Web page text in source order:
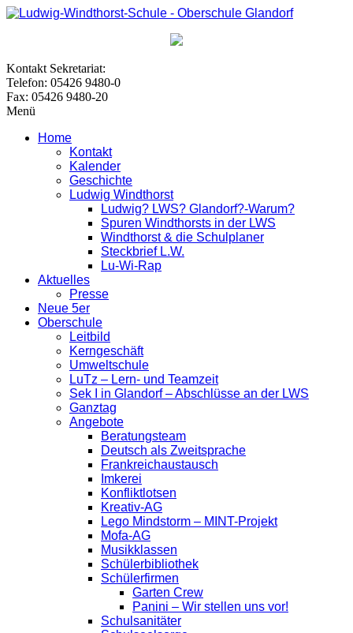
Kontakt Sekretariat:
Telefon: 05426 9480-0
Fax: 05426 9480-20
Menü
Home
Kontakt
Kalender
Geschichte
Ludwig Windthorst
Ludwig? LWS? Glandorf?-Warum?
Spuren Windthorsts in der LWS
Windthorst & die Schulplaner
Steckbrief L.W.
Lu-Wi-Rap
Aktuelles
Presse
Neue 5er
Oberschule
Leitbild
Kerngeschäft
Umweltschule
LuTz – Lern- und Teamzeit
Sek I in Glandorf – Abschlüsse an der LWS
Ganztag
Angebote
Beratungsteam
Deutsch als Zweitsprache
Frankreichaustausch
Imkerei
Konfliktlotsen
Kreativ-AG
Lego Mindstorm – MINT-Projekt
Mofa-AG
Musikklassen
Schülerbibliothek
Schülerfirmen
Garten Crew
Panini – Wir stellen uns vor!
Schulsanitäter